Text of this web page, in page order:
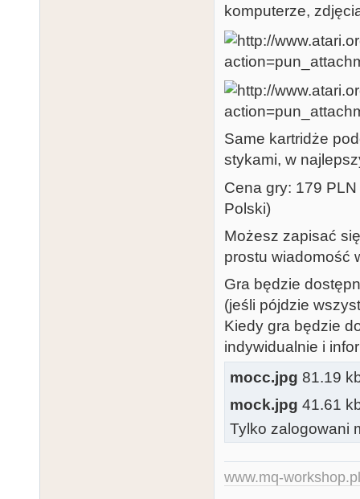
komputerze,
Same kartridże
stykami, w
Cena gry: 179
Polski)
Możesz zapisać
prostu wiadomość
Gra będzie
(jeśli pójdzie
Kiedy gra będzie
indywidualnie i
mocc.jpg 81.19
mock.jpg 41.61
Tylko zalogowani
www.mq-workshop.pl